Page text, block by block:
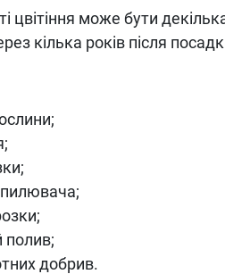
цвітіння може бути
кілька років після
полив;
добрив.